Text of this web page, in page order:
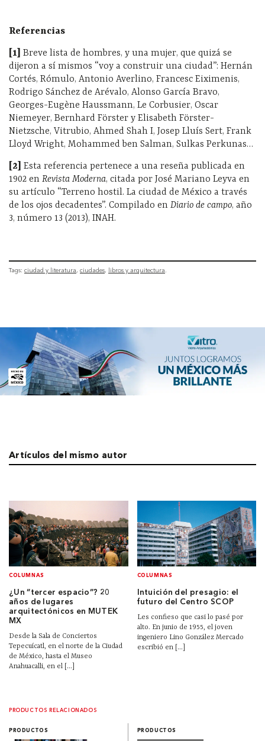
Referencias
[1]
Breve lista de hombres, y una mujer, que quizá se
dijeron a sí mismos “voy a construir una ciudad”: Hernán
Cortés, Rómulo, Antonio Averlino, Francesc Eiximenis,
Rodrigo Sánchez de Arévalo, Alonso García Bravo,
Georges-Eugène Haussmann, Le Corbusier, Oscar
Niemeyer, Bernhard Förster y Elisabeth Förster-
Nietzsche, Vitrubio, Ahmed Shah I, Josep Lluís Sert, Frank
Lloyd Wright, Mohammed ben Salman, Sulkas Perkunas…
[2] Esta referencia pertenece a una reseña publicada en
1902 en Revista Moderna, citada por José Mariano Leyva en
su artículo “Terreno hostil. La ciudad de México a través
de los ojos decadentes”. Compilado en Diario de campo, año
3, número 13 (2013), INAH.
Tags: ciudad y literatura ciudades libros y arquitectura
Artículos del mismo autor
COLUMNAS
¿Un “tercer espacio”? 20
años de lugares
arquitectónicos en MUTEK
MX
Desde la Sala de Conciertos
Tepecuícatl, en el norte de la Ciudad
de México, hasta el Museo
Anahuacalli, en el [...]
COLUMNAS
Intuición del presagio: el
futuro del Centro SCOP
Les confieso que casi lo pasé por
alto. En junio de 1955, el joven
ingeniero Lino González Mercado
escribió en [...]
PRODUCTOS RELACIONADOS
PRODUCTOS PRODUCTOS